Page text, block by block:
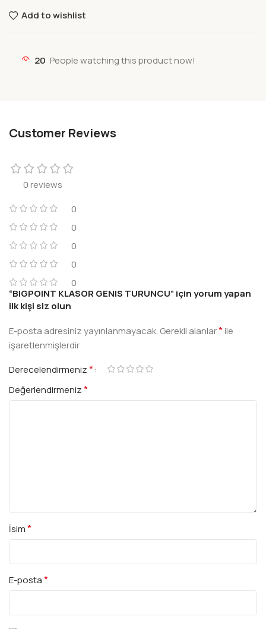
Add to wishlist
20 People watching this product now!
Customer Reviews
0 reviews
0
0
0
0
0
“BIGPOINT KLASOR GENIS TURUNCU” için yorum yapan
ilk kişi siz olun
E-posta adresiniz yayınlanmayacak. Gerekli alanlar*ile
işaretlenmişlerdir
Derecelendirmeniz*
Değerlendirmeniz*
İsim*
E-posta*